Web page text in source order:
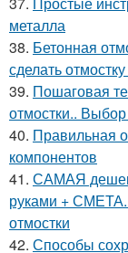
металла
38. Бетонная
сделать
39. Пошаговая
отмостки..
40. Правильная
компонентов
41. САМАЯ
руками + СМЕТА.
отмостки
42. Способы